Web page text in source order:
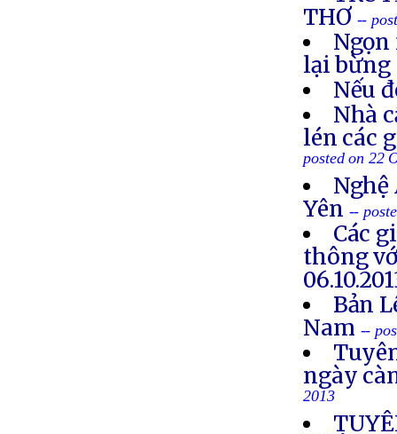
THƠ --
lại bừng
Nếu
Nhà
lén các
posted on 22
Nghệ
Yên --
Các
thông
Bản
Nam --
ngày
2013